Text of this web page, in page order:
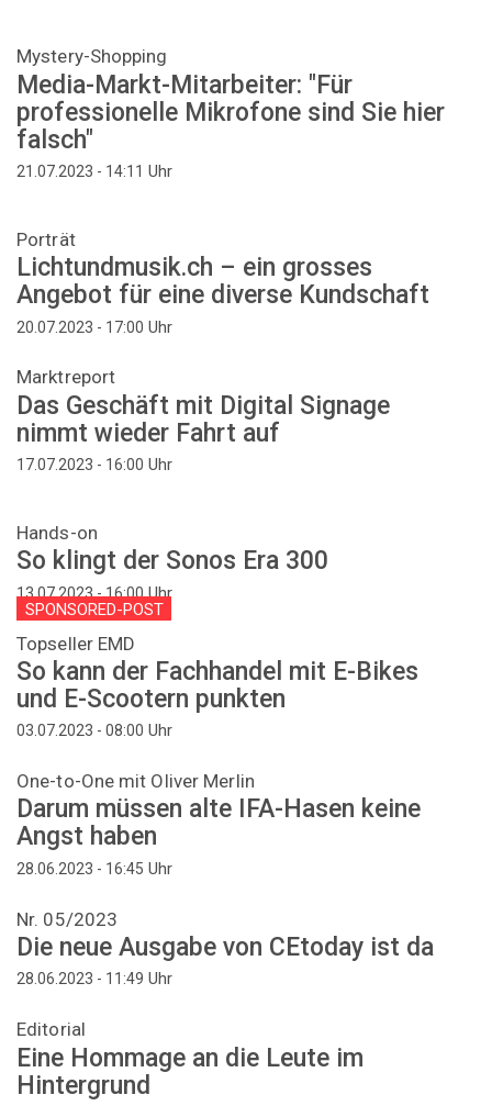
Mystery-Shopping
Media-Markt-Mitarbeiter: "Für
professionelle Mikrofone sind Sie hier
falsch"
21.07.2023 - 14:11 Uhr
Porträt
Lichtundmusik.ch – ein grosses
Angebot für eine diverse Kundschaft
20.07.2023 - 17:00 Uhr
Marktreport
Das Geschäft mit Digital Signage
nimmt wieder Fahrt auf
17.07.2023 - 16:00 Uhr
Hands-on
So klingt der Sonos Era 300
13.07.2023 - 16:00Uhr
SPONSORED-POST
Topseller EMD
So kann der Fachhandel mit E-Bikes
und E-Scootern punkten
03.07.2023 - 08:00 Uhr
One-to-One mit Oliver Merlin
Darum müssen alte IFA-Hasen keine
Angst haben
28.06.2023 - 16:45 Uhr
Nr. 05/2023
Die neue Ausgabe von CEtoday ist da
28.06.2023 - 11:49 Uhr
Editorial
Eine Hommage an die Leute im
Hintergrund